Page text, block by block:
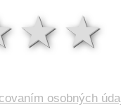
4
3
osobných